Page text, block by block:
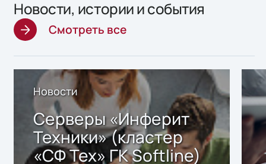
Новости, истории и события
Смотреть все
Новости
Серверы «Инферит
Техники» (кластер
«СФ Тех» ГК Softline)